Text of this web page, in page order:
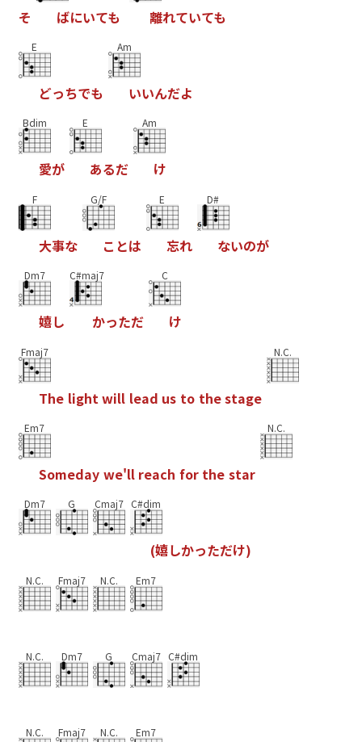
そ はにいても 離れていても
E
とっちても
Am
いいんたよ
Bdim
愛か
E
あるた
Am
け
F
大事な
G/F
こ とは
E
忘れ
D#
ないのか
Dm7
嬉し
C#maj7
かったた
C
け
Fmaj7
The light will lead us to thestage
N.C.
Em7
Someday we'll reach for the star
N.C.
Dm7 G Cmaj7 C#dim
(嬉しかったたけ)
N.C. Fmaj7 N.C. Em7
N.C. Dm7 G Cmaj7 C#dim
N.C. Fmaj7 N.C. Em7